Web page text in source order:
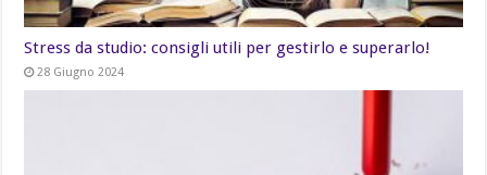
Stress da studio: consigli utili per gestirlo e superarlo!
28 Giugno 2024